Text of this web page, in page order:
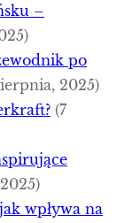
–
po
2025)
(7
wpływa na